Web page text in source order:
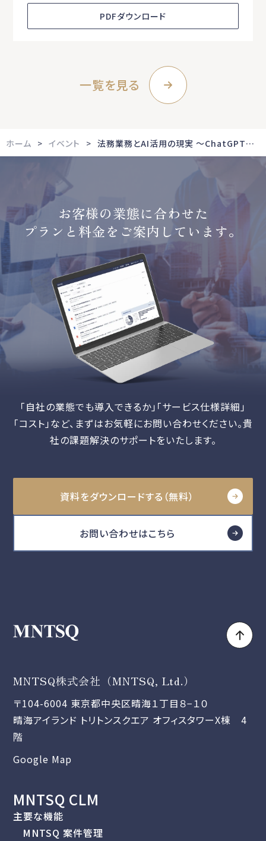
PDFダウンロード
一覧を見る
ホーム イベント 法務業務とAI活用の現実 ～ChatGPT等の技術を実業務でどこまで使えるか？～
お客様の業態に合わせた
プランと料金をご案内しています。
「自社の業態でも導入できるか」「サービス仕様詳細」
「コスト」など、 まずはお気軽にお問い合わせください。貴
社の課題解決のサポートをいたします。
資料をダウンロードする（無料）
お問い合わせはこちら
MNTSQ株式会社（MNTSQ, Ltd.）
〒104-6004 東京都中央区晴海１丁目８−１０
晴海アイランド トリトンスクエア オフィスタワーX棟 4
階
Google Map
MNTSQ CLM
主要な機能
MNTSQ 案件管理